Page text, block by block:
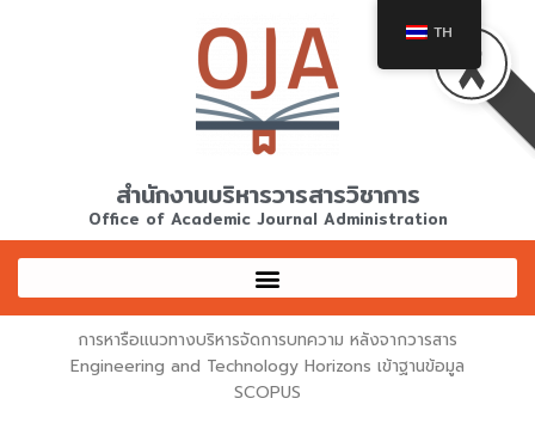
สำนักงานบริหารวารสารวิชาการ
Office of Academic Journal Administration
การหารือแนวทางบริหารจัดการบทความ หลังจากวารสาร
Engineering and Technology Horizons เข้าฐานข้อมูล
SCOPUS
TH